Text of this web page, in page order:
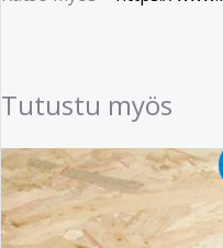
Tutustu myös
Alkuperäinen
hinta
oli:
€39.90.
Nykyinen
hinta
on:
€33.90.